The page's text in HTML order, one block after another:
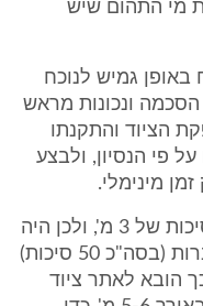
מי התהום שיש
באופן גמיש לנוכח
ונכונות מראש
הציוד והתקנתו
פי הנסיון, ולבצע
מינימלי.
לדברי מרמרי, הובאו לאתר 100 סיכות של 3 מ', ולכן היה
צורך להשתמש בשתי סיכות מחוברות (בסה"כ 50 סיכות)
הובא לאתר ציוד